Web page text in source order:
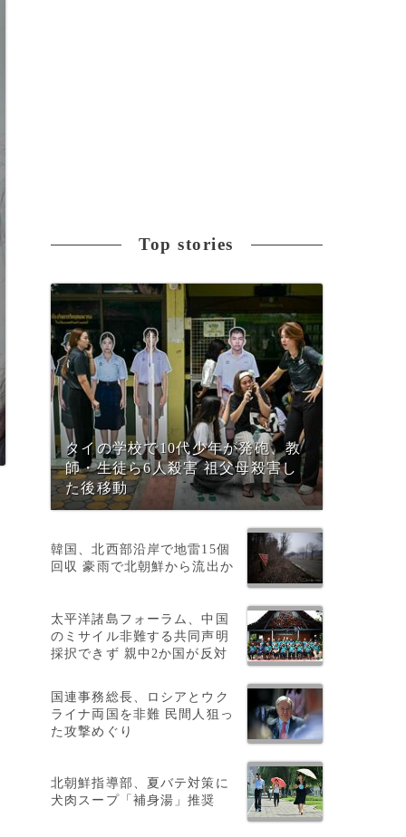
Top stories
タイの学校で10代少年が発砲、教
師・生徒ら6人殺害 祖父母殺害し
た後移動
韓国、北西部沿岸で地雷15個
回収 豪雨で北朝鮮から流出か
太平洋諸島フォーラム、中国
のミサイル非難する共同声明
採択できず 親中2か国が反対
国連事務総長、ロシアとウク
ライナ両国を非難 民間人狙っ
た攻撃めぐり
北朝鮮指導部、夏バテ対策に
犬肉スープ「補身湯」推奨